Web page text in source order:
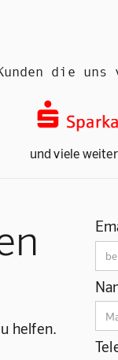
die uns
und viele
helfen.